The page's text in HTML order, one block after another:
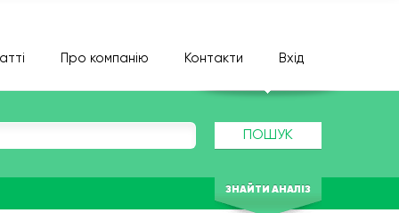
Про компанію Контакти Вхід
ПОШУК
ЗНАЙТИ АНАЛІЗ